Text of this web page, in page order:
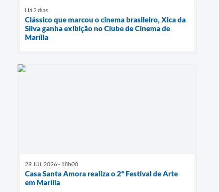
Há 2 dias
Clássico que marcou o cinema brasileiro, Xica da
Silva ganha exibição no Clube de Cinema de
Marília
29 JUL 2026 - 18h00
Casa Santa Amora realiza o 2º Festival de Arte
em Marília